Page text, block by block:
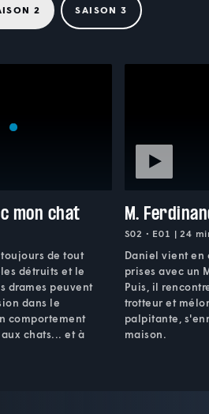
2 SAISON 3
mon chat
toujours de tout
détruits et le
drames peuvent
dans le
comportement
chats... et à
M.
S02 • E01 | 24
Daniel vient en
prises avec un
Puis, il
trotteur et
palpitante,
maison.